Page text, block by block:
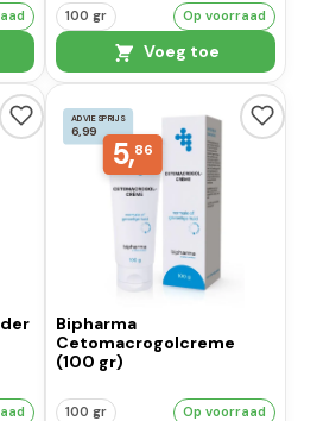
100 gr Op voorraad
Voeg toe
ADVIESPRIJS
6,99
5,86
Bipharma
Cetomacrogolcreme
(100 gr)
100 gr Op voorraad